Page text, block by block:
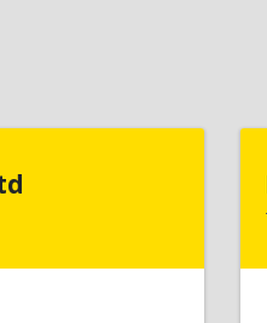
24, Tallinn, 10128